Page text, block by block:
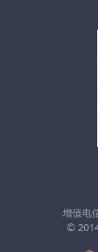
增值电
©